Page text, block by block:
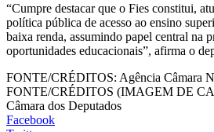
“Cumpre destacar que o Fies constitui,
política pública de acesso ao ensino
baixa renda, assumindo papel central na
oportunidades educacionais”, afirma o
FONTE/CRÉDITOS: Agência Câmara
FONTE/CRÉDITOS (IMAGEM DE
Câmara dos Deputados
Facebook